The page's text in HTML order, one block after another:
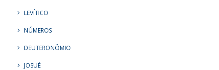
LEVÍTICO
NÚMEROS
DEUTERONÔMIO
JOSUÉ